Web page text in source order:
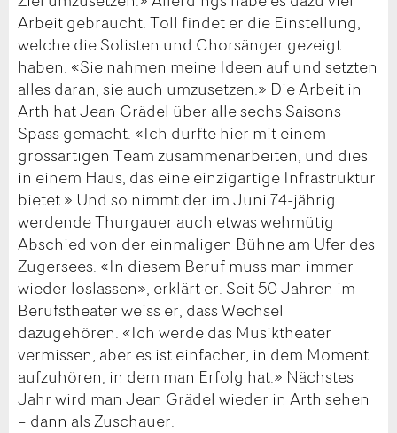
Arbeit gebraucht. Toll findet er die Einstellung,
welche die Solisten und Chorsänger gezeigt
haben. «Sie nahmen meine Ideen auf und setzten
alles daran, sie auch umzusetzen.» Die Arbeit in
Arth hat Jean Grädel über alle sechs Saisons
Spass gemacht. «Ich durfte hier mit einem
grossartigen Team zusammenarbeiten, und dies
in einem Haus, das eine einzigartige Infrastruktur
bietet.» Und so nimmt der im Juni 74-jährig
werdende Thurgauer auch etwas wehmütig
Abschied von der einmaligen Bühne am Ufer des
Zugersees. «In diesem Beruf muss man immer
wieder loslassen», erklärt er. Seit 50 Jahren im
Berufstheater weiss er, dass Wechsel
dazugehören. «Ich werde das Musiktheater
vermissen, aber es ist einfacher, in dem Moment
aufzuhören, in dem man Erfolg hat.» Nächstes
Jahr wird man Jean Grädel wieder in Arth sehen
– dann als Zuschauer.